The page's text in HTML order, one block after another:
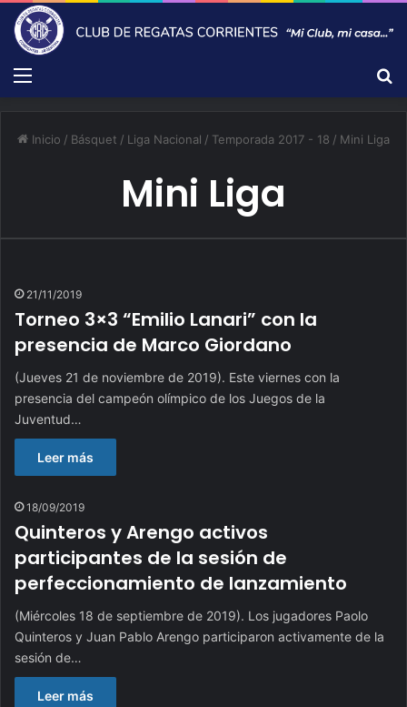
Menú
Inicio / Básquet / Liga Nacional / Temporada 2017 - 18 / Mini Liga
Mini Liga
21/11/2019
Torneo 3×3 “Emilio Lanari” con la
presencia de Marco Giordano
(Jueves 21 de noviembre de 2019). Este viernes con la
presencia del campeón olímpico de los Juegos de la
Juventud…
Leer más
18/09/2019
Quinteros y Arengo activos
participantes de la sesión de
perfeccionamiento de lanzamiento
(Miércoles 18 de septiembre de 2019). Los jugadores Paolo
Quinteros y Juan Pablo Arengo participaron activamente de la
sesión de…
Leer más